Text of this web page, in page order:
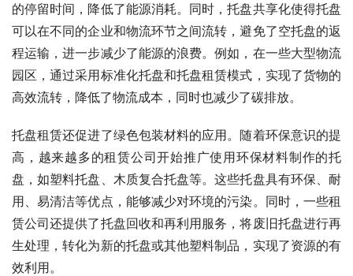
的停留时间，降低了能源消耗。同时，托盘共享化使得托盘
可以在不同的企业和物流环节之间流转，避免了空托盘的返
程运输，进一步减少了能源的浪费。例如，在一些大型物流
园区，通过采用标准化托盘和托盘租赁模式，实现了货物的
高效流转，降低了物流成本，同时也减少了碳排放。
托盘租赁还促进了绿色包装材料的应用。随着环保意识的提
高，越来越多的租赁公司开始推广使用环保材料制作的托
盘，如塑料托盘、木质复合托盘等。这些托盘具有环保、耐
用、易清洁等优点，能够减少对环境的污染。同时，一些租
赁公司还提供了托盘回收和再利用服务，将废旧托盘进行再
生处理，转化为新的托盘或其他塑料制品，实现了资源的有
效利用。